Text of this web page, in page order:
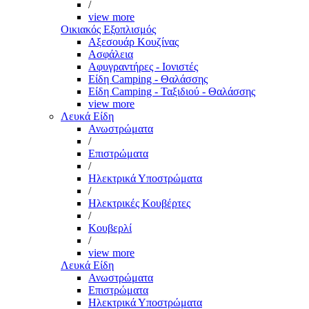
/
view more
Οικιακός Εξοπλισμός
Αξεσουάρ Κουζίνας
Ασφάλεια
Αφυγραντήρες - Ιονιστές
Είδη Camping - Θαλάσσης
Είδη Camping - Ταξιδιού - Θαλάσσης
view more
Λευκά Είδη
Ανωστρώματα
/
Επιστρώματα
/
Ηλεκτρικά Υποστρώματα
/
Ηλεκτρικές Κουβέρτες
/
Κουβερλί
/
view more
Λευκά Είδη
Ανωστρώματα
Επιστρώματα
Ηλεκτρικά Υποστρώματα